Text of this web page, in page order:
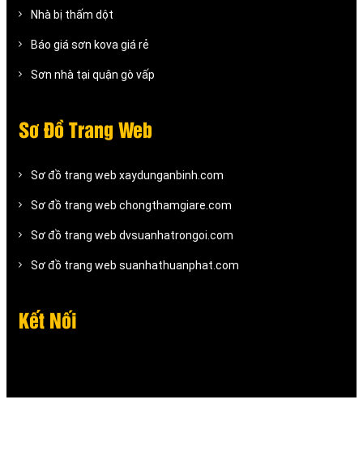
Nhà bị thấm dột
Báo giá sơn kova giá rẻ
Sơn nhà tại quận gò vấp
Sơ Đồ Trang Web
Sơ đồ trang web xaydunganbinh.com
Sơ đồ trang web chongthamgiare.com
Sơ đồ trang web dvsuanhatrongoi.com
Sơ đồ trang web suanhathuanphat.com
Kết Nối